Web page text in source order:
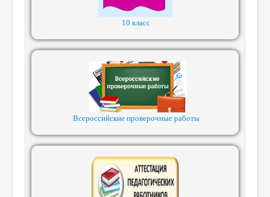
10 класс
Всероссийские проверочные работы